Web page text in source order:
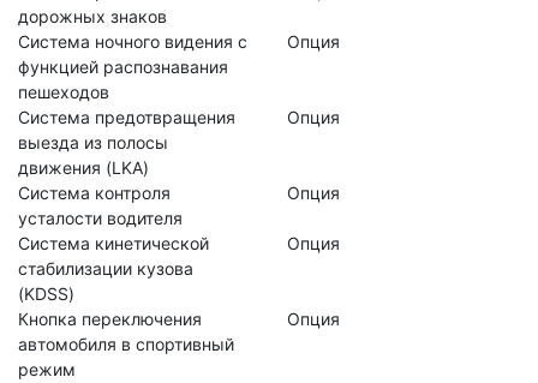
дорожных знаков
Система ночного видения с
функцией распознавания
пешеходов
Опция
Система предотвращения
выезда из полосы
движения (LKA)
Опция
Система контроля
усталости водителя
Опция
Система кинетической
стабилизации кузова
(KDSS)
Опция
Кнопка переключения
автомобиля в спортивный
режим
Опция